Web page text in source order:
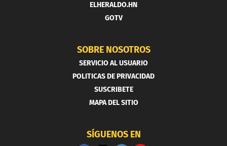
ELHERALDO.HN
GOTV
SOBRE NOSOTROS
SERVICIO AL USUARIO
POLITICAS DE PRIVACIDAD
SUSCRIBETE
MAPA DEL SITIO
SÍGUENOS EN